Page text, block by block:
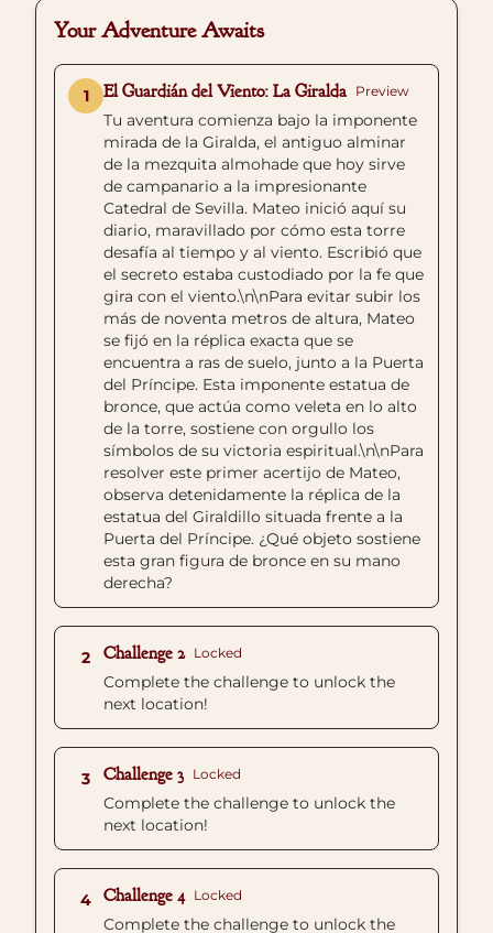
Your Adventure Awaits
1 El Guardián del Viento: La Giralda Preview
Tu aventura comienza bajo la imponente
mirada de la Giralda, el antiguo alminar
de la mezquita almohade que hoy sirve
de campanario a la impresionante
Catedral de Sevilla. Mateo inició aquí su
diario, maravillado por cómo esta torre
desafía al tiempo y al viento. Escribió que
el secreto estaba custodiado por la fe que
gira con el viento.\n\nPara evitar subir los
más de noventa metros de altura, Mateo
se fijó en la réplica exacta que se
encuentra a ras de suelo, junto a la Puerta
del Príncipe. Esta imponente estatua de
bronce, que actúa como veleta en lo alto
de la torre, sostiene con orgullo los
símbolos de su victoria espiritual.\n\nPara
resolver este primer acertijo de Mateo,
observa detenidamente la réplica de la
estatua del Giraldillo situada frente a la
Puerta del Príncipe. ¿Qué objeto sostiene
esta gran figura de bronce en su mano
derecha?
2 Challenge 2 Locked
Complete the challenge to unlock the
next location!
3 Challenge 3 Locked
Complete the challenge to unlock the
next location!
4 Challenge 4 Locked
Complete the challenge to unlock the